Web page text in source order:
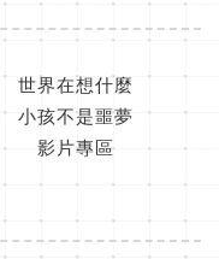
世界在想什麼
小孩不是噩夢
影片專區